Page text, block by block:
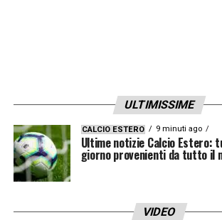
ULTIMISSIME
CALCIO ESTERO 9 minuti ago
Ultime notizie Calcio Estero:
giorno provenienti da tutto il
VIDEO